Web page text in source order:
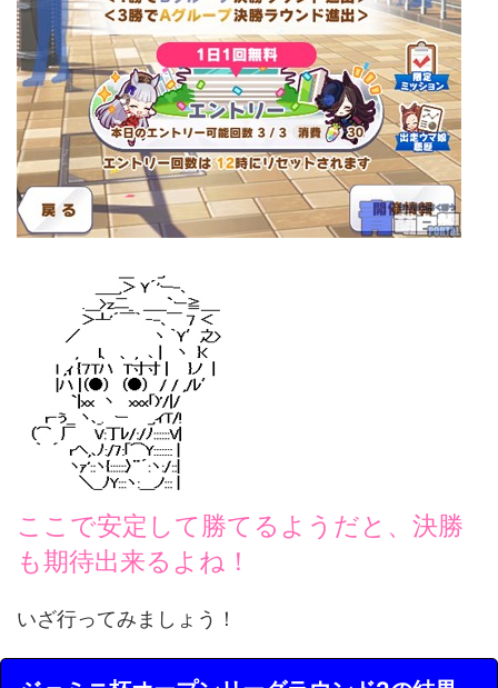
ここで安定して勝てるようだと、決勝
も期待出来るよね！
いざ行ってみましょう！